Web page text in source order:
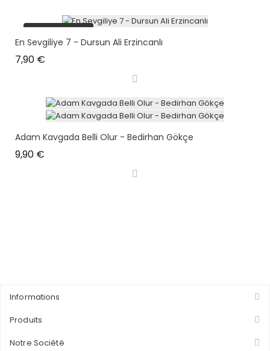
plus en stock
En Sevgiliye 7 - Dursun Ali Erzincanlı
7,90 €
Adam Kavgada Belli Olur - Bedirhan Gökçe
9,90 €
Informations
Produits
Notre Société